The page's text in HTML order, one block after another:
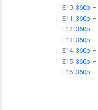
E10: 360p –
E11: 360p –
E12: 360p –
E13: 360p –
E14: 360p –
E15: 360p –
E16: 360p –